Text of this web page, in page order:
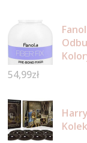
54,99zł